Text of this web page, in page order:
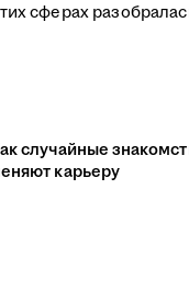
сферах
случайные
карьеру